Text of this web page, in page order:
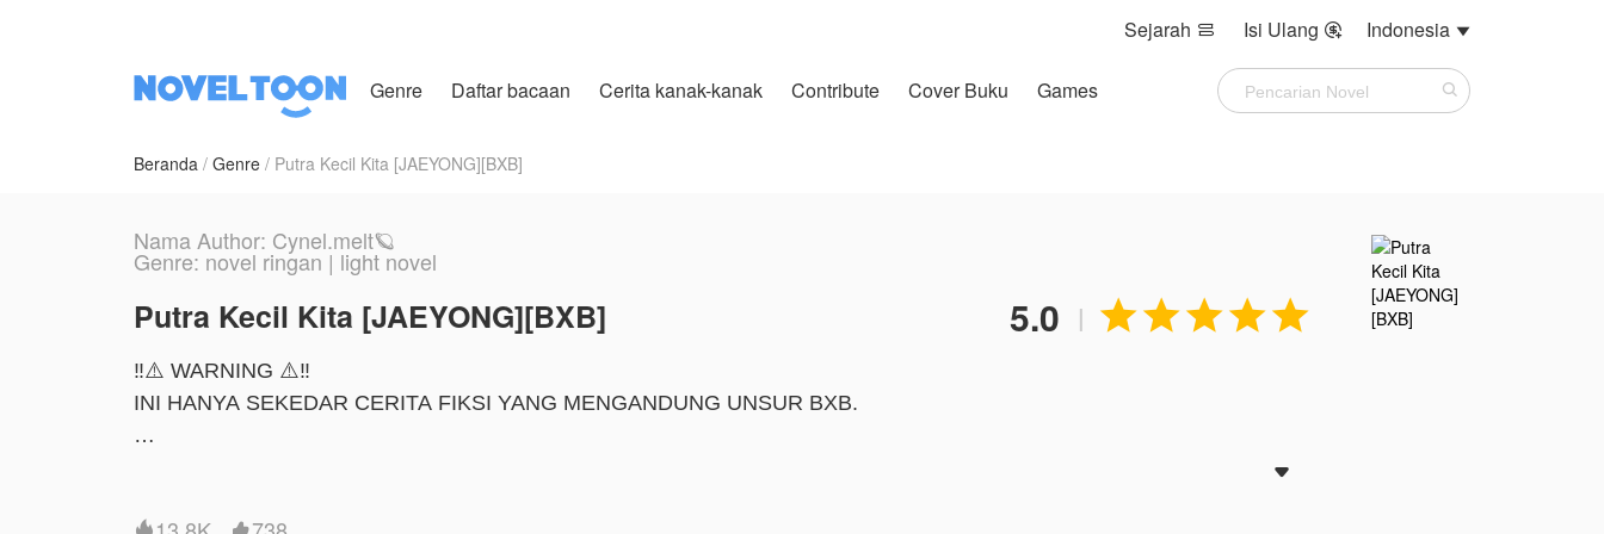
Sejarah  Isi Ulang  Indonesia 
Genre Daftar bacaan Cerita kanak-kanak Contribute Cover Buku Games
Beranda Genre Putra Kecil Kita [JAEYONG][BXB]
Nama Author: Cynel.melt🪐
Genre: novel ringan | light novel
Putra Kecil Kita [JAEYONG][BXB] 5.0 | 
‼️⚠️ WARNING ⚠️‼️
INI HANYA SEKEDAR CERITA FIKSI YANG MENGANDUNG UNSUR BXB.

 